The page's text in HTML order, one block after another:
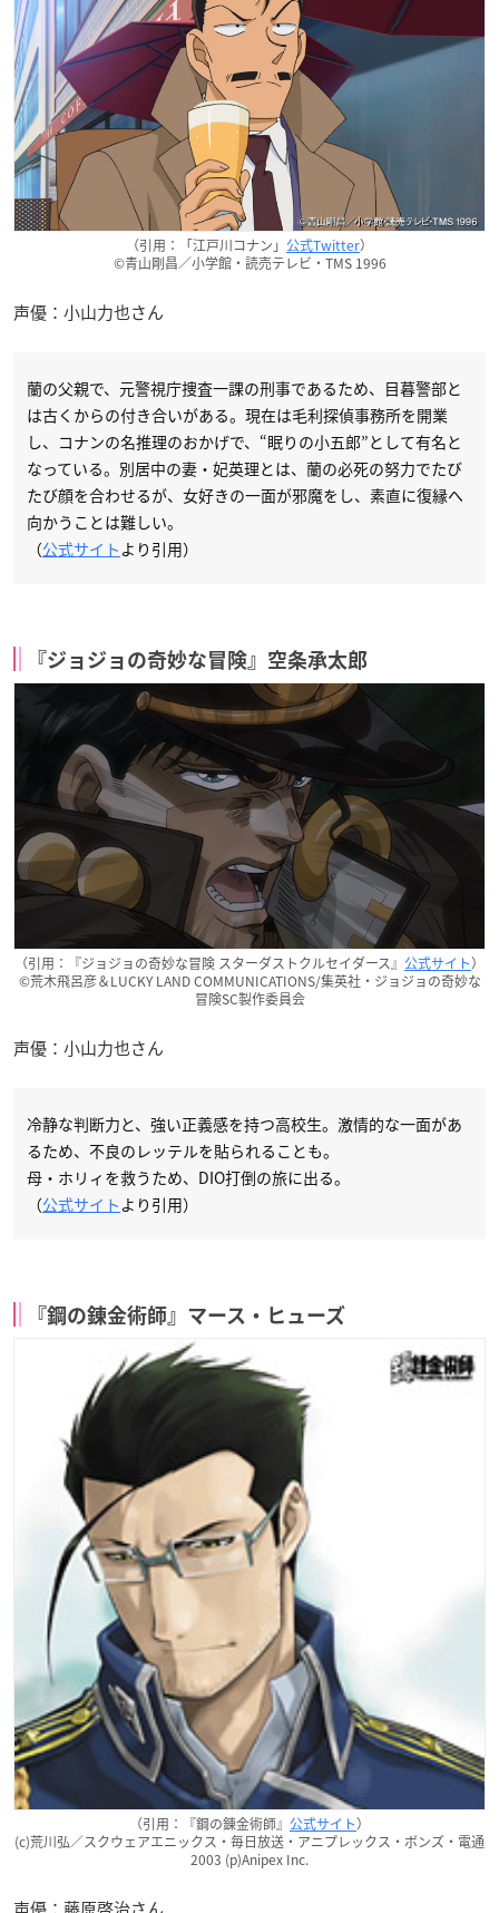
（引用：「江戸川コナン」 公式Twitter）
©青山剛昌／小学館・読売テレビ・TMS 1996
声優：小山力也さん
蘭の父親で、元警視庁捜査一課の刑事であるため、目暮警部と
は古くからの付き合いがある。現在は毛利探偵事務所を開業
し、コナンの名推理のおかげで、“眠りの小五郎”として有名と
なっている。別居中の妻・妃英理とは、蘭の必死の努力でたび
たび顔を合わせるが、女好きの一面が邪魔をし、素直に復縁へ
向かうことは難しい。
（公式サイト より引用）
『ジョジョの奇妙な冒険』空条承太郎
（引用：『ジョジョの奇妙な冒険 スターダストクルセイダース』 公式サイト）
©荒木飛呂彦＆LUCKY LAND COMMUNICATIONS/集英社・ジョジョの奇妙な
冒険SC製作委員会
声優：小山力也さん
冷静な判断力と、強い正義感を持つ高校生。激情的な一面があ
るため、不良のレッテルを貼られることも。
母・ホリィを救うため、DIO打倒の旅に出る。
（公式サイト より引用）
『鋼の錬金術師』マース・ヒューズ
（引用：『鋼の錬金術師』 公式サイト）
(c)荒川弘／スクウェアエニックス・毎日放送・アニプレックス・ボンズ・電通
2003 (p)Anipex Inc.